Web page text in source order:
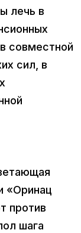
лечь в
совместной
сил, в
«Оринац
против
шага